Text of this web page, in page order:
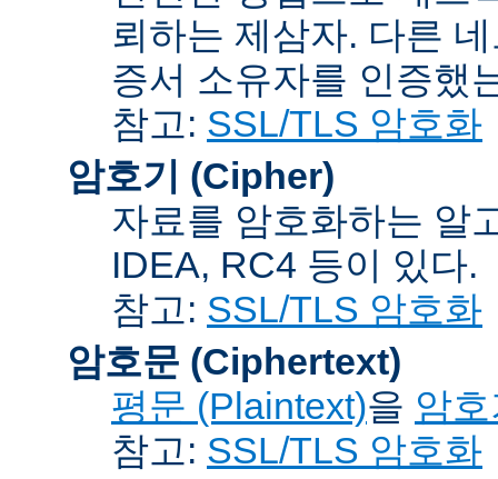
뢰하는 제삼자. 다른
증서 소유자를 인증했
참고: SSL/TLS 암호화
암호기 (Cipher)
자료를 암호화하는 알
IDEA, RC4 등이 있다.
참고: SSL/TLS 암호화
암호문 (Ciphertext)
평문 (Plaintext)을 암
참고: SSL/TLS 암호화